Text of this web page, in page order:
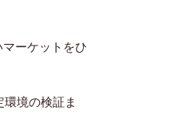
ーケットをひ
境の検証ま